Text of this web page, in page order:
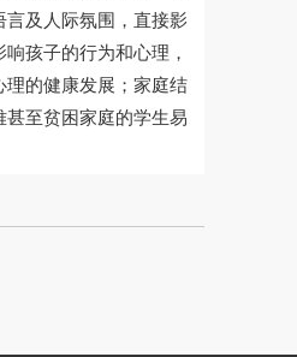
及人际氛围，直接影
孩子的行为和心理，
理的健康发展；家庭结
至贫困家庭的学生易